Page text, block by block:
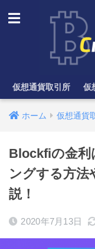
仮想通貨取引所 仮
ホーム 仮想通貨
Blockfiの金利
ングする方法
説！
2020年7月13日